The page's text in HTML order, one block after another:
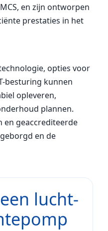
en zijn ontworpen
prestaties in het
opties voor
besturing kunnen
opleveren,
plannen.
en geaccrediteerde
en de
lucht-